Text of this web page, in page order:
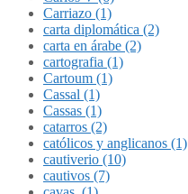
Carriazo (1)
carta diplomática (2)
carta en árabe (2)
cartografia (1)
Cartoum (1)
Cassal (1)
Cassas (1)
catarros (2)
católicos y anglicanos (1)
cautiverio (10)
cautivos (7)